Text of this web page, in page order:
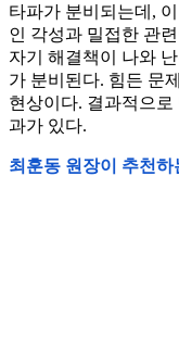
타파가 분비되는데,
인 각성과 밀접한 관
자기 해결책이 나와
가 분비된다. 힘든 문
현상이다. 결과적으
과가 있다.
최훈동 원장이 추천하